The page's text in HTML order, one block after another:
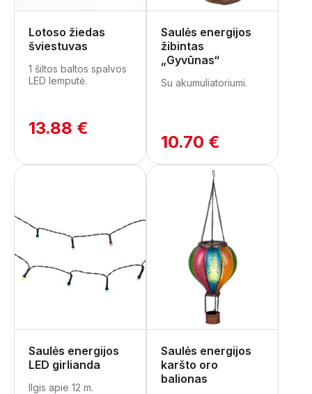
Lotoso žiedas
šviestuvas
1 šiltos baltos spalvos
LED lemputė.
13.88 €
Saulės energijos
žibintas
„Gyvūnas“
Su akumuliatoriumi.
10.70 €
Saulės energijos
LED girlianda
Ilgis apie 12 m.
Saulės energijos
karšto oro
balionas